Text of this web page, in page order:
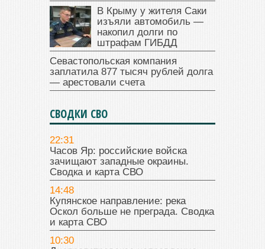
В Крыму у жителя Саки
изъяли автомобиль —
накопил долги по
штрафам ГИБДД
Севастопольская компания
заплатила 877 тысяч рублей долга
— арестовали счета
СВОДКИ СВО
22:31
Часов Яр: российские войска
зачищают западные окраины.
Сводка и карта СВО
14:48
Купянское направление: река
Оскол больше не преграда. Сводка
и карта СВО
10:30